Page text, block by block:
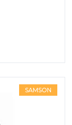
SAMSON